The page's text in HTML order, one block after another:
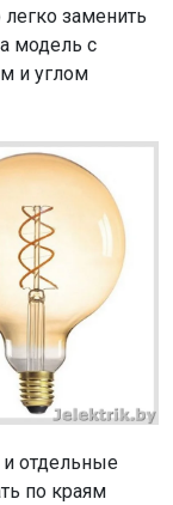
заменить
модель с
и углом
отдельные
по краям